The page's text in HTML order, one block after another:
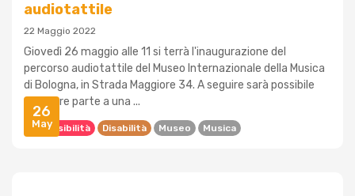
26
May
audiotattile
22 Maggio 2022
Giovedì 26 maggio alle 11 si terrà l'inaugurazione del
percorso audiotattile del Museo Internazionale della Musica
di Bologna, in Strada Maggiore 34. A seguire sarà possibile
prendere parte a una ...
Accessibilità Disabilità Museo Musica